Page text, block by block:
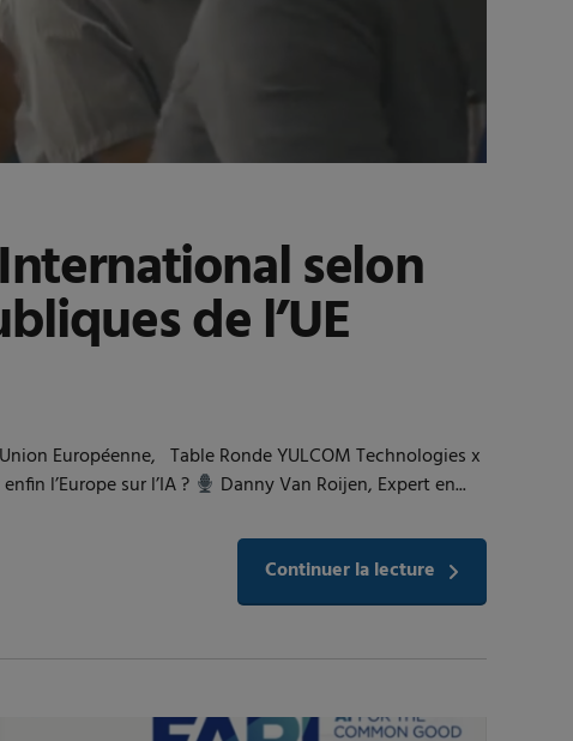
selon
de l’UE
Européenne, Table Ronde YULCOM Technologies x
l’Europe sur l’IA ? Danny Van Roijen, Expert en...
Continuer la lecture